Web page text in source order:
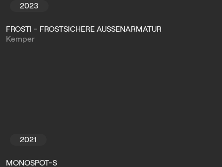
2023
FROSTI - FROSTSICHERE AUSSENARMATUR
Kemper
2021
MONOSPOT-S